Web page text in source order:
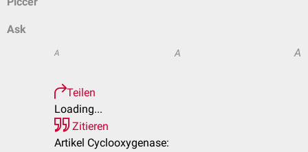
Ask
A A A
Teilen
Loading...
Zitieren
Artikel Cyclooxygenase: